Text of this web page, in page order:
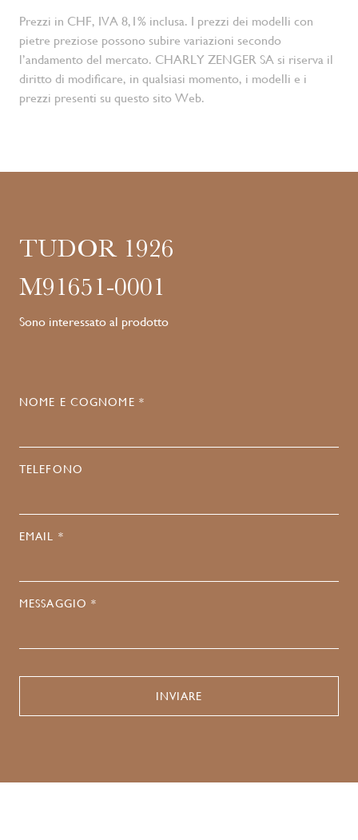
Prezzi in CHF, IVA 8,1% inclusa. I prezzi dei modelli con
pietre preziose possono subire variazioni secondo
l’andamento del mercato. CHARLY ZENGER SA si riserva il
diritto di modificare, in qualsiasi momento, i modelli e i
prezzi presenti su questo sito Web.
TUDOR 1926
M91651-0001
Sono interessato al prodotto
NOME E COGNOME *
TELEFONO
EMAIL *
MESSAGGIO *